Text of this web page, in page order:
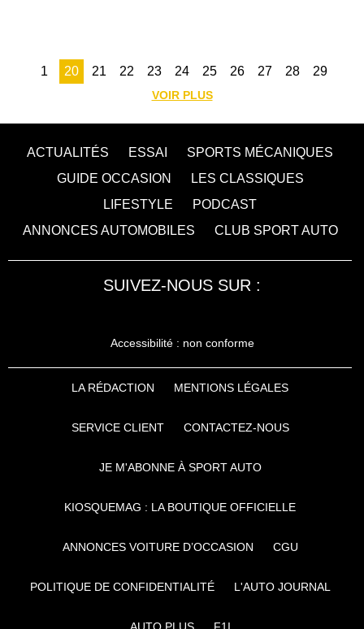
1 20 21 22 23 24 25 26 27 28 29
VOIR PLUS
ACTUALITÉS ESSAI
SPORTS MÉCANIQUES
GUIDE OCCASION
LES CLASSIQUES
LIFESTYLE
PODCAST
ANNONCES AUTOMOBILES
CLUB SPORT AUTO
SUIVEZ-NOUS SUR :
Accessibilité : non conforme
LA RÉDACTION MENTIONS LÉGALES
SERVICE CLIENT CONTACTEZ-NOUS
JE M'ABONNE À SPORT AUTO
KIOSQUEMAG : LA BOUTIQUE OFFICIELLE
ANNONCES VOITURE D’OCCASION CGU
POLITIQUE DE CONFIDENTIALITÉ L'AUTO JOURNAL